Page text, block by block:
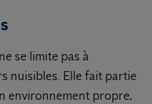
se limite pas à
nuisibles. Elle fait partie
environnement propre,